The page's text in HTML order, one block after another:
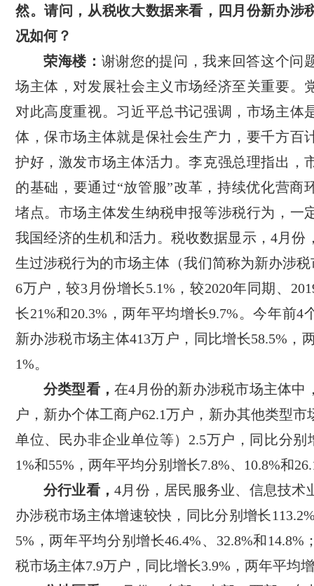
然。请问，从税收大数据来看，四月份新办涉
况如何？
荣海楼： 谢谢您的提问，我来回答这个问
场主体，对发展社会主义市场经济至关重要。
对此高度重视。习近平总书记强调，市场主体
体，保市场主体就是保社会生产力，要千方百
护好，激发市场主体活力。李克强总理指出，
的基础，要通过“放管服”改革，持续优化营商
堵点。市场主体发生纳税申报等涉税行为，一
我国经济的生机和活力。税收数据显示，4月份
生过涉税行为的市场主体（我们简称为新办涉税
6万户，较3月份增长5.1%，较2020年同期、
长21%和20.3%，两年平均增长9.7%。今年前4
新办涉税市场主体413万户，同比增长58.5%，
1%。
分类型看，在4月份的新办涉税市场主体中
户，新办个体工商户62.1万户，新办其他类型市
单位、民办非企业单位等）2.5万户，同比分别
1%和55%，两年平均分别增长7.8%、10.8%和
分行业看，4月份，居民服务业、信息技术
办涉税市场主体增速较快，同比分别增长
5%，两年平均分别增长46.4%、32.8%和14.8%
税市场主体7.9万户，同比增长3.9%，两年平均